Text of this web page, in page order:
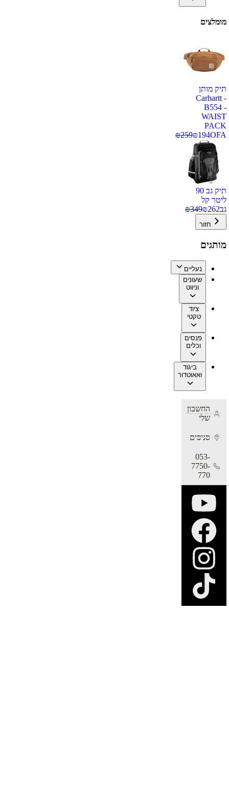
מומלצים
תיק מותן
Carhartt -
B554 -
WAIST
PACK
OFA
₪194
₪259
תיק גב 90
ליטר קל
גב
₪262
₪349
חזור
מותגים
נעליים
שעונים
וניווט
ציוד
טקטי
פנסים
וכלים
ביגוד
ואאוטדור
החשבון
שלי
סניפים
053-
7750-
770